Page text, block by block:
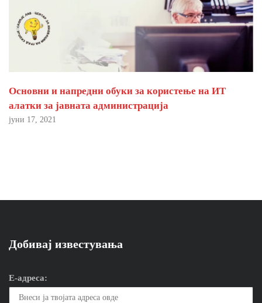
Основни и напредни обуки за користење на ИТ
алатки за јавната администрација
јуни 17, 2021
Добивај известувања
Е-адреса: